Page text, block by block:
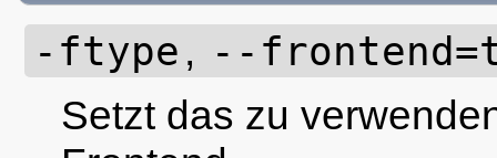
-ftype , --
Setzt das zu